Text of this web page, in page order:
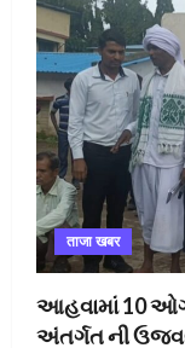
ताजा खबर
આહવામાં 10
અંતર્ગત ની